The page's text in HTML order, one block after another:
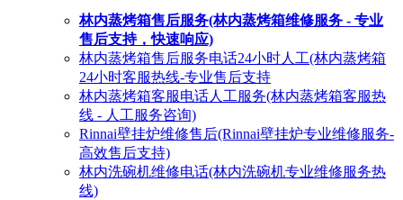
林内蒸烤箱售后服务(林内蒸烤箱维修服务 - 专业
售后支持，快速响应)
林内蒸烤箱售后服务电话24小时人工(林内蒸烤箱
24小时客服热线-专业售后支持
林内蒸烤箱客服电话人工服务(林内蒸烤箱客服热
线 - 人工服务咨询)
Rinnai壁挂炉维修售后(Rinnai壁挂炉专业维修服务-
高效售后支持)
林内洗碗机维修电话(林内洗碗机专业维修服务热
线)